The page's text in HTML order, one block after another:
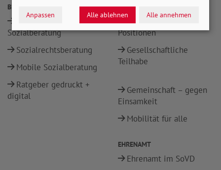
BERATUNG
Alltags- und
Sozialberatung
Sozialrechtsberatung
Mobile Sozialberatung
Ratgeber gedruckt +
digital
POLITIK
Sozialpolitische
Positionen
Gesellschaftliche
Teilhabe
Gemeinschaft – gegen
Einsamkeit
Mobilität für alle
EHRENAMT
Ehrenamt im SoVD
Anpassen Alle ablehnen Alle annehmen